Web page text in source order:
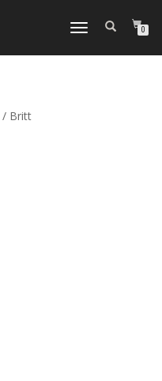
NAVIGATION
0
/ Britt